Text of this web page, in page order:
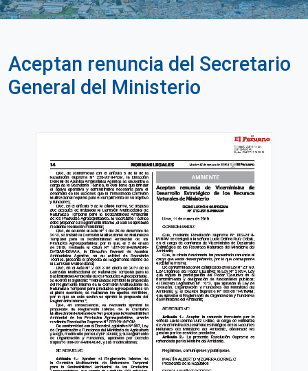
Aceptan renuncia del Secretario
General del Ministerio